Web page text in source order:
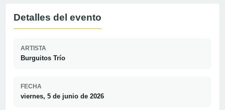
Detalles del evento
ARTISTA
Burguitos Trío
FECHA
viernes, 5 de junio de 2026